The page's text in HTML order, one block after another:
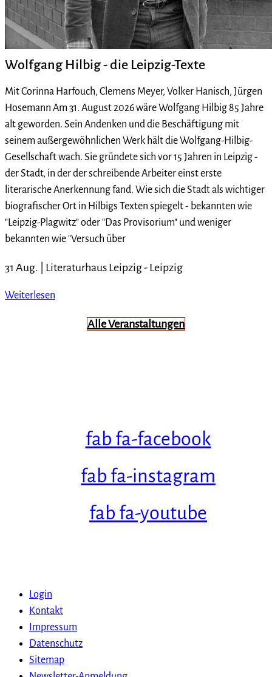
Wolfgang Hilbig - die Leipzig-Texte
Mit Corinna Harfouch, Clemens Meyer, Volker Hanisch, Jürgen
Hosemann Am 31. August 2026 wäre Wolfgang Hilbig 85 Jahre
alt geworden. Sein Andenken und die Beschäftigung mit
seinem außergewöhnlichen Werk hält die Wolfgang-Hilbig-
Gesellschaft wach. Sie gründete sich vor 15 Jahren in Leipzig -
der Stadt, in der der schreibende Arbeiter einst erste
literarische Anerkennung fand. Wie sich die Stadt als wichtiger
biografischer Ort in Hilbigs Texten spiegelt - bekannten wie
"Leipzig-Plagwitz" oder "Das Provisorium" und weniger
bekannten wie "Versuch über
31 Aug. | Literaturhaus Leipzig- Leipzig
Weiterlesen
Alle Veranstaltungen
fab fa-facebook
fab fa-instagram
fab fa-youtube
Login
Kontakt
Impressum
Datenschutz
Sitemap